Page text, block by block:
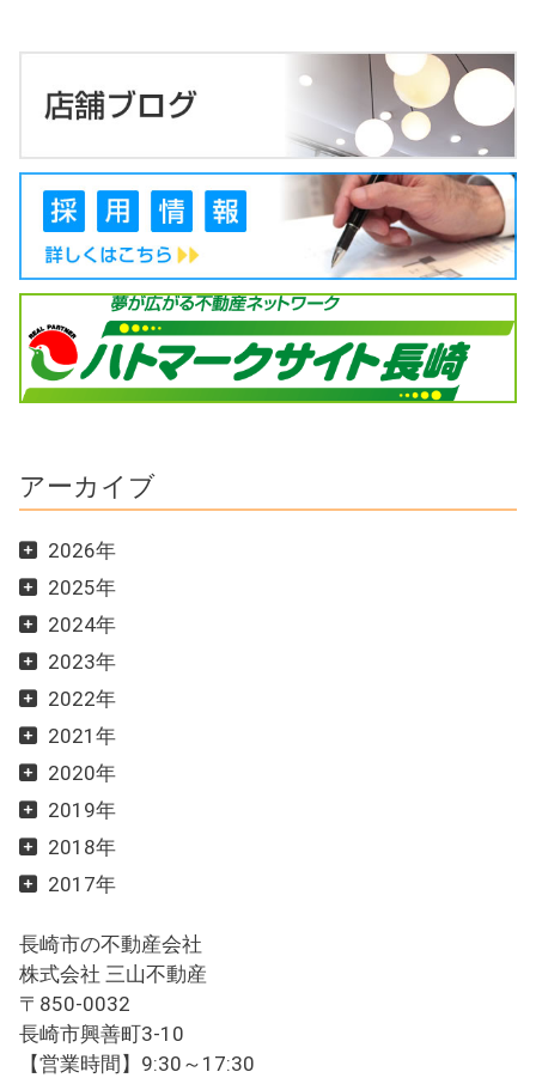
アーカイブ
2026年
2025年
2024年
2023年
2022年
2021年
2020年
2019年
2018年
2017年
長崎市の不動産会社
株式会社 三山不動産
〒850-0032
長崎市興善町3-10
【営業時間】9:30～17:30